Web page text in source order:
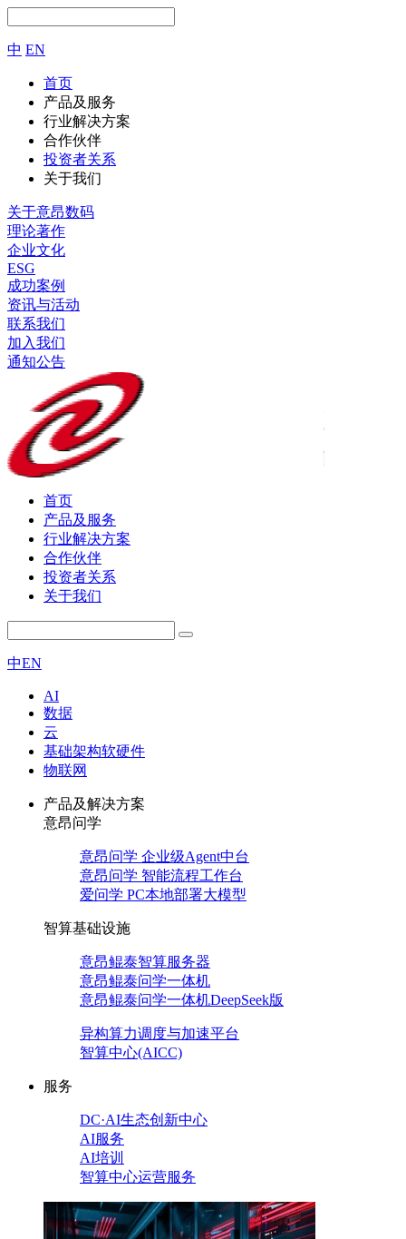
中 EN
首页
产品及服务
行业解决方案
合作伙伴
投资者关系
关于我们
关于意昂数码
理论著作
企业文化
ESG
成功案例
资讯与活动
联系我们
加入我们
通知公告
首页
产品及服务
行业解决方案
合作伙伴
投资者关系
关于我们
中EN
AI
数据
云
基础架构软硬件
物联网
产品及解决方案
意昂问学
意昂问学 企业级Agent中台
意昂问学 智能流程工作台
爱问学 PC本地部署大模型
智算基础设施
意昂鲲泰智算服务器
意昂鲲泰问学一体机
意昂鲲泰问学一体机DeepSeek版
异构算力调度与加速平台
智算中心(AICC)
服务
DC·AI生态创新中心
AI服务
AI培训
智算中心运营服务